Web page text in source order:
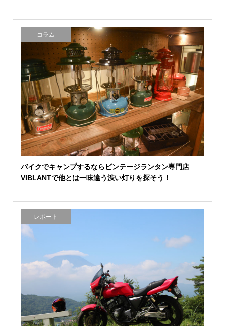
コラム
バイクでキャンプするならビンテージランタン専門店
VIBLANTで他とは一味違う渋い灯りを探そう！
レポート